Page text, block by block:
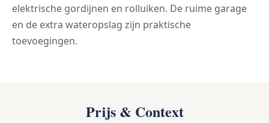
elektrische gordijnen en rolluiken. De ruime garage
en de extra wateropslag zijn praktische
toevoegingen.
Prijs & Context